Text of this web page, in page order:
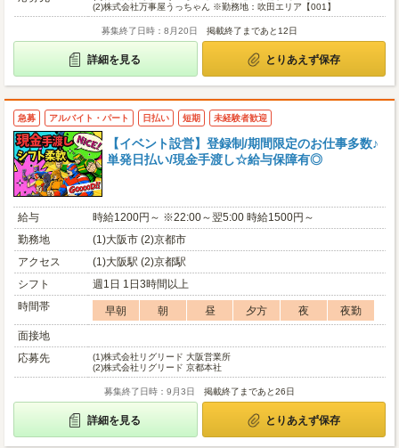
(2)株式会社万事屋うっちゃん ※勤務地：吹田エリア【001】
募集終了日時：8月20日 掲載終了まであと12日
詳細を見る とりあえず保存
急募 アルバイト・パート 日払い 短期 未経験者歓迎
【イベント設営】登録制/期間限定のお仕事多数♪
単発日払い/現金手渡し☆給与保障有◎
給与
時給1200円～ ※22:00～翌5:00 時給1500円～
勤務地
(1)大阪市 (2)京都市
アクセス
(1)大阪駅 (2)京都駅
シフト
週1日 1日3時間以上
時間帯
早朝 朝 昼 夕方 夜
夜勤
面接地
応募先
(1)株式会社リグリード 大阪営業所
(2)株式会社リグリード 京都本社
募集終了日時：9月3日 掲載終了まであと26日
詳細を見る とりあえず保存